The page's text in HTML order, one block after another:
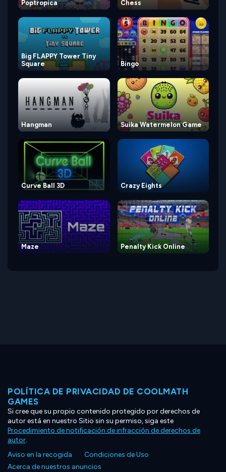
Poptropica Chess
Big FLAPPY Tower Tiny
Square
Bingo
Hangman Suika Watermelon Game
Curve Ball 3D Crazy Eights
Maze Penalty Kick Online
POLÍTICA DE PRIVACIDAD DE COOLMATH
GAMES
Si cree que su propio contenido protegido por derechos de
autor está en nuestro Sitio sin su permiso, siga este
Procedimiento de notificación de infracción de derechos de
autor.
Aviso en la recogida
Condiciones de Uso
Acerca de nuestros anuncios